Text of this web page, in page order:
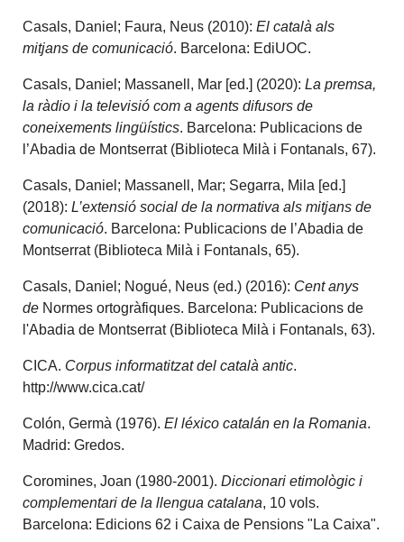
Casals, Daniel; Faura, Neus (2010):El català als
mitjans de comunicació. Barcelona: EdiUOC.
Casals, Daniel; Massanell, Mar [ed.] (2020):La premsa,
la ràdio i la televisió com a agents difusors de
coneixements lingüístics. Barcelona: Publicacions de
l’Abadia de Montserrat (Biblioteca Milà i Fontanals, 67).
Casals, Daniel; Massanell, Mar; Segarra, Mila [ed.]
(2018):L’extensió social de la normativa als mitjans de
comunicació. Barcelona: Publicacions de l’Abadia de
Montserrat (Biblioteca Milà i Fontanals, 65).
Casals, Daniel; Nogué, Neus (ed.) (2016): Cent anys
de Normes ortogràfiques. Barcelona: Publicacions de
l'Abadia de Montserrat (Biblioteca Milà i Fontanals, 63).
CICA. Corpus informatitzat del català antic.
http://www.cica.cat/
Colón, Germà (1976).El léxico catalán en la Romania.
Madrid: Gredos.
Coromines, Joan (1980-2001).Diccionari etimològic i
complementari de la llengua catalana, 10 vols.
Barcelona: Edicions 62 i Caixa de Pensions "La Caixa".